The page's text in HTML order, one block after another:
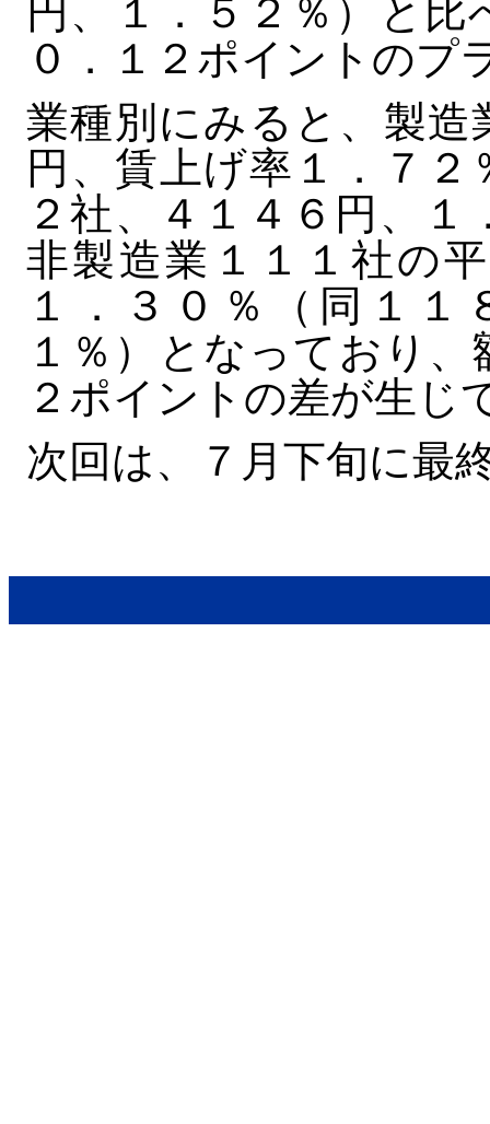
円、１．５２％）と
０．１２ポイントのプ
業種別にみると、製造
円、賃上げ率１．７
２社、４１４６円、
非製造業１１１社の
１．３０％（同１１
１％）となっており
２ポイントの差が生じ
次回は、７月下旬に最